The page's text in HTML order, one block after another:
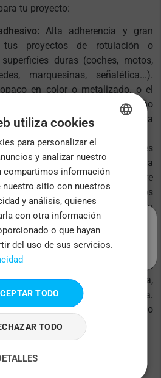
tu proyecto:
Alta adherencia y gran
tus proyectos de rotulación o
duras (coches, motos,
marquesinas, señalética...).
en color o metalizado, o el
Recortamos tu diseño
de alta resistencia, con la
extrema para personalizaciones
diseño se imprime sobre una
cura con luz UV y se aplica sobre
forma sencilla, con acabados
a los arañazos. Lo recibes con su
usar y aplicar fácilmente sobre
o plástico.
y adaptable a cualquier tejido o
El DTF textil te permite
color fácilmente y desde casa,
doméstica o una prensa térmica.
para ropa a todo
pequeños y complejos.
.
ENGLISH
FRENCH
ITALIAN
PORTUGUESE
utiliza cookies
para personalizar el
y analizar nuestro
compartimos información
nuestro sitio con nuestros
y análisis, quienes
con otra información
o que hayan
del uso de sus servicios.
TODO
TODO